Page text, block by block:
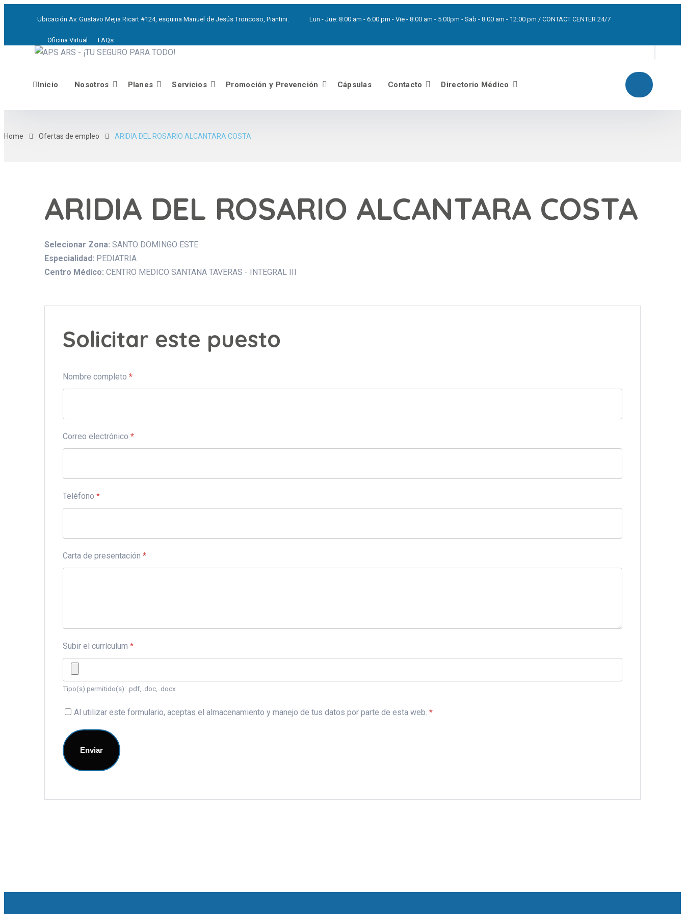
Ubicación Av. Gustavo Mejia Ricart #124, esquina Manuel de Jesús Troncoso, Piantini. Lun - Jue: 8:00 am - 6:00 pm - Vie - 8:00 am - 5:00pm - Sab - 8:00 am - 12:00 pm / CONTACT CENTER 24/7
Oficina Virtual FAQs
Inicio Nosotros Planes Servicios Promoción y Prevención Cápsulas Contacto Directorio Médico
Home Ofertas de empleo ARIDIA DEL ROSARIO ALCANTARA COSTA
ARIDIA DEL ROSARIO ALCANTARA COSTA
Selecionar Zona: SANTO DOMINGO ESTE
Especialidad: PEDIATRIA
Centro Médico: CENTRO MEDICO SANTANA TAVERAS - INTEGRAL III
Solicitar este puesto
Nombre completo *
Correo electrónico *
Teléfono *
Carta de presentación *
Subir el currículum *
Tipo(s) permitido(s): .pdf, .doc, .docx
Al utilizar este formulario, aceptas el almacenamiento y manejo de tus datos por parte de esta web. *